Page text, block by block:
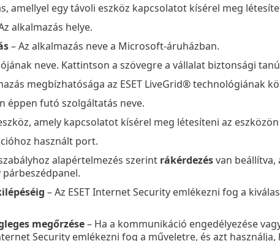
amellyel egy távoli eszköz kapcsolatot kísérel meg
alkalmazás helye.
– Az alkalmazás neve a Microsoft-áruházban.
neve. Kattintson a szövegre a vállalat biztonsági
megbízhatósága az ESET LiveGrid® technológiának
éppen futó szolgáltatás neve.
amely kapcsolatot kísérel meg létesíteni az
használt port.
alapértelmezés szerint rákérdezésvan beállítva,
– Az ESET Internet Security emlékezni fog a
megőrzése– Ha a kommunikáció engedélyezése
Security emlékezni fog a műveletre, és azt